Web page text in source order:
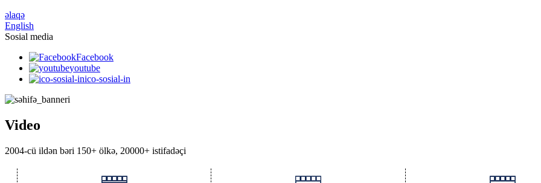
əlaqə
English
Sosial media
Facebook
youtube
ico-sosial-in
Video
2004-cü ildən bəri 150+ ölkə, 20000+ istifadəçi